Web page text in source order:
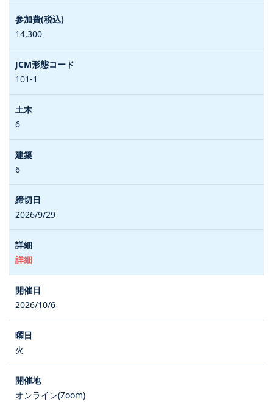
14,300
101-1
6
6
2026/9/29
詳細
2026/10/6
火
オンライン(Zoom)